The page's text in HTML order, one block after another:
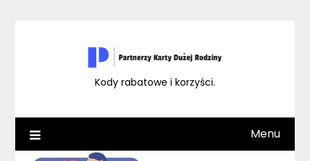
Kody rabatowe i korzyści.
Menu